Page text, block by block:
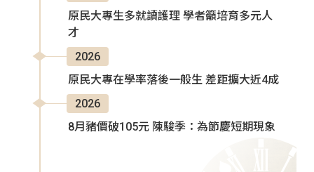
原民大專生多就讀護理 學者籲培育多元人
才
2026
原民大專在學率落後一般生 差距擴大近4成
2026
8月豬價破105元 陳駿季：為節慶短期現象